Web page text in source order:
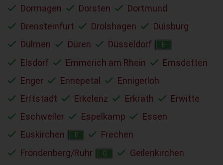
Dormagen
Dorsten
Dortmund
Drensteinfurt
Drolshagen
Duisburg
Dülmen
Düren Düsseldorf E
Elsdorf Emmerich am Rhein
Emsdetten
Enger
Ennepetal
Ennigerloh
Erftstadt
Erkelenz Erkrath
Erwitte
Eschweiler
Espelkamp
Essen
Euskirchen
F
Frechen
Fröndenberg/Ruhr
G
Geilenkirchen